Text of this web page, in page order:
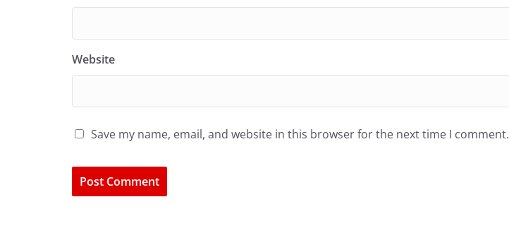
Website
Save my name, email, and website in this browser for the next time I comment.